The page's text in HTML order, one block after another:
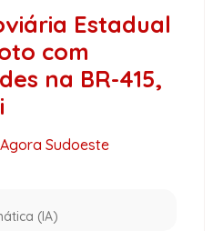
Estadual
com
na BR-415,
Agora Sudoeste
(IA)